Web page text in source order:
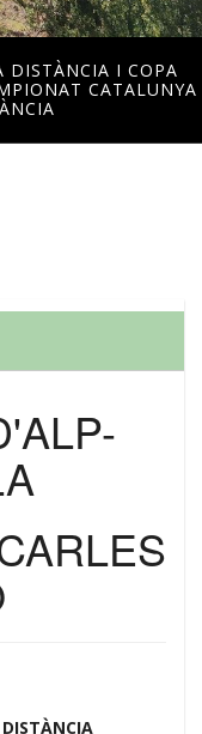
DISTÀNCIA I COPA
CATALUNYA